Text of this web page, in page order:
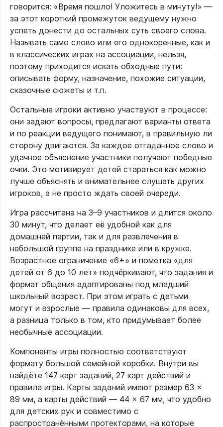
говорится: «Время пошло! Уложитесь в минуту!» —
за этот короткий промежуток ведущему нужно
успеть донести до остальных суть своего слова.
Называть само слово или его однокоренные, как и
в классических играх на ассоциации, нельзя,
поэтому приходится искать обходные пути:
описывать форму, назначение, похожие ситуации,
сказочные сюжеты и т.п.​
Остальные игроки активно участвуют в процессе:
они задают вопросы, предлагают варианты ответа
и по реакции ведущего понимают, в правильную ли
сторону двигаются. За каждое отгаданное слово и
удачное объяснение участники получают победные
очки. Это мотивирует детей стараться как можно
лучше объяснять и внимательнее слушать других
игроков, а не просто ждать своей очереди.​
Игра рассчитана на 3–9 участников и длится около
30 минут, что делает её удобной как для
домашней партии, так и для развлечения в
небольшой группе на празднике или в кружке.
Возрастное ограничение «6+» и пометка «для
детей от 6 до 10 лет» подчёркивают, что задания и
формат общения адаптированы под младший
школьный возраст. При этом играть с детьми
могут и взрослые — правила одинаковы для всех,
а разница только в том, кто придумывает более
необычные ассоциации.​
Компоненты игры полностью соответствуют
формату большой семейной коробки. Внутри вы
найдёте 147 карт заданий, 27 карт действий и
правила игры. Карты заданий имеют размер 63 ×
89 мм, а карты действий — 44 × 67 мм, что удобно
для детских рук и совместимо с
распространёнными протекторами, на которые